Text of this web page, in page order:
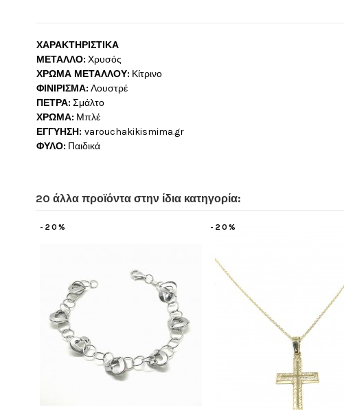
ΧΑΡΑΚΤΗΡΙΣΤΙΚΑ
ΜΕΤΑΛΛΟ: Χρυσός
ΧΡΩΜΑ ΜΕΤΑΛΛΟΥ: Κίτρινο
ΦΙΝΙΡΙΣΜΑ: Λουστρέ
ΠΕΤΡΑ: Σμάλτο
ΧΡΩΜΑ: Μπλέ
ΕΓΓΥΗΣΗ: varouchakikismima.gr
ΦΥΛΟ: Παιδικά
20 άλλα προϊόντα στην ίδια κατηγορία: